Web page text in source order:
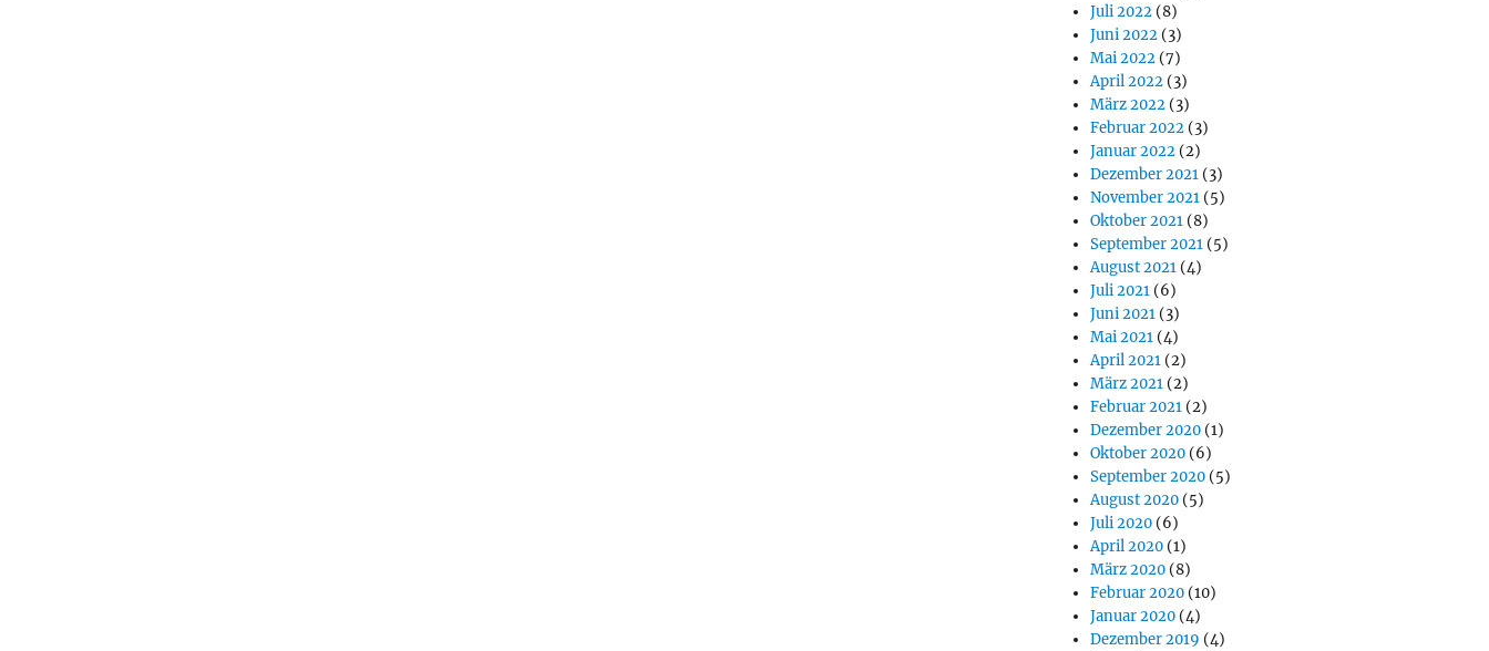
Juli 2022 (8)
Juni 2022 (3)
Mai 2022 (7)
April 2022 (3)
März 2022 (3)
Februar 2022 (3)
Januar 2022 (2)
Dezember 2021 (3)
November 2021 (5)
Oktober 2021 (8)
September 2021 (5)
August 2021 (4)
Juli 2021 (6)
Juni 2021 (3)
Mai 2021 (4)
April 2021 (2)
März 2021 (2)
Februar 2021 (2)
Dezember 2020 (1)
Oktober 2020 (6)
September 2020 (5)
August 2020 (5)
Juli 2020 (6)
April 2020 (1)
März 2020 (8)
Februar 2020 (10)
Januar 2020 (4)
Dezember 2019 (4)